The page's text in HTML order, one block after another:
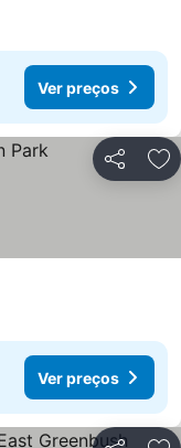
Ver preços
Partilhar
Ver preços